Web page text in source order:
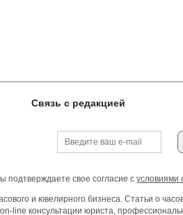
Связь с редакцией
свое согласие с условиями
и ювелирного бизнеса. Статьи о
line консультации юриста,